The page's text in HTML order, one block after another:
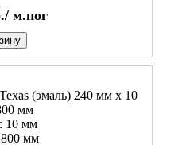
м.пог
(эмаль) 240 мм х 10
мм
10 мм
мм